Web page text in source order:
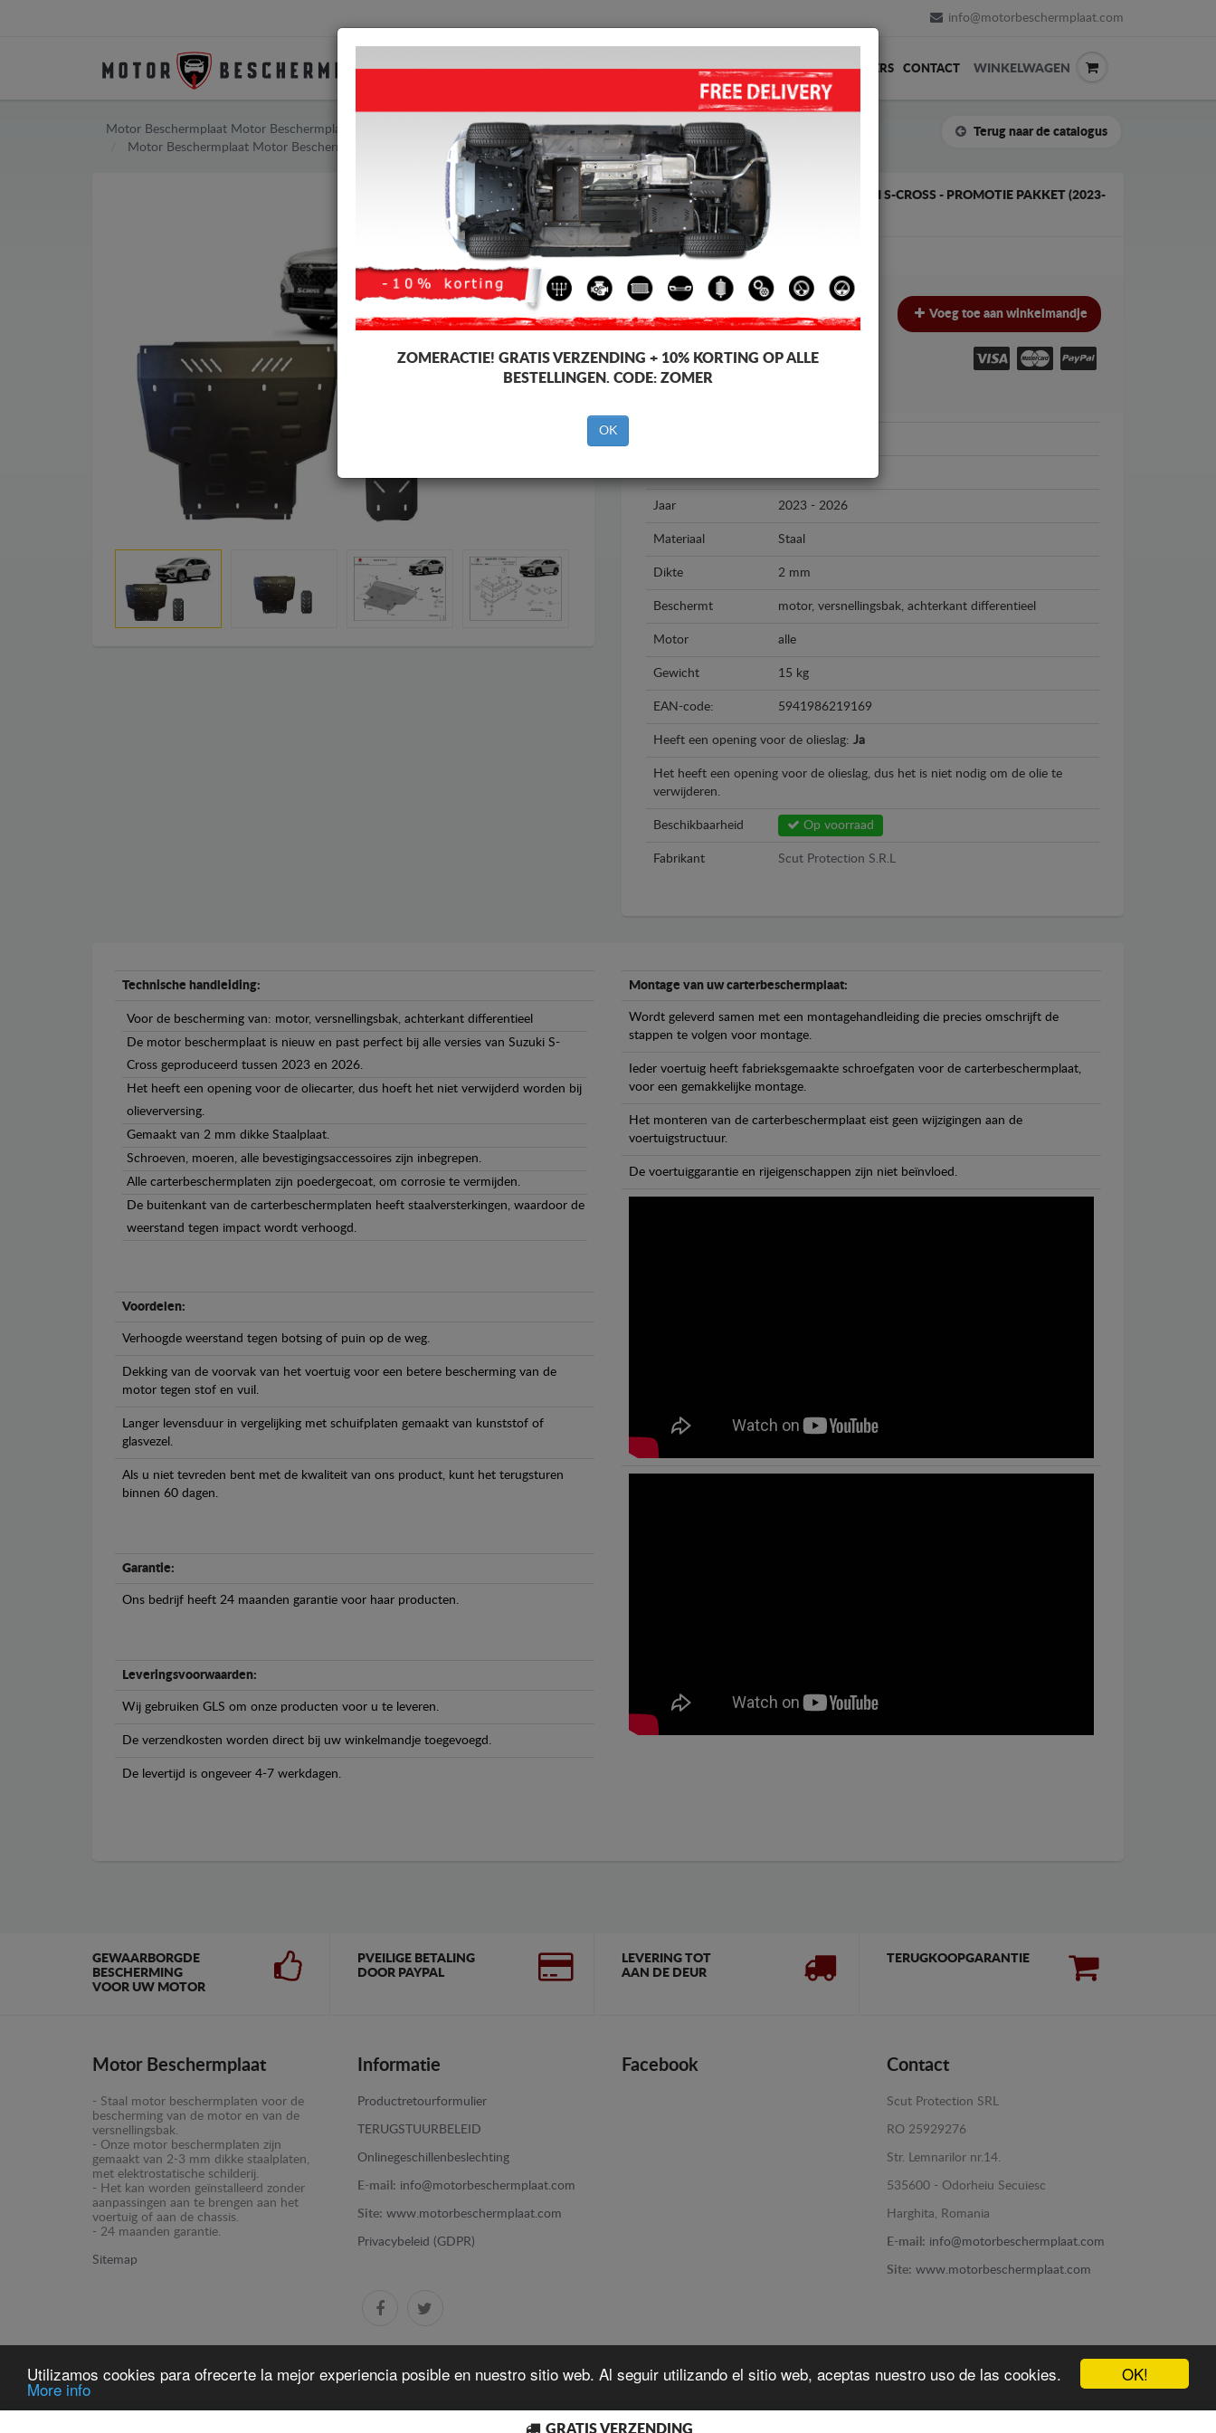
OK!
Utilizamos cookies para ofrecerte la mejor experiencia posible en nuestro sitio web. Al seguir utilizando el sitio web, aceptas nuestro uso de las cookies.
More info
info@motorbeschermplaat.com
BESCHERMPLAAT HOME VERZENDING TERUGMELDING WEDERVERKOPERS CONTACT WINKELWAGEN
Motor Beschermplaat Motor Beschermplaat Suzuki
Motor Beschermplaat Motor Beschermplaat Suzuki S-Cross
Terug naar de catalogus
MOTOR BESCHERMPLAAT VOOR SUZUKI S-CROSS - PROMOTIE PAKKET (2023-
2026)
Artikelcode: Vitaraset3
270€ Voeg toe aan winkelmandje
Jaar 2023 - 2026
Materiaal Staal
Dikte 2 mm
Beschermt motor, versnellingsbak, achterkant differentieel
Motor alle
Gewicht 15 kg
EAN-code: 5941986219169
Heeft een opening voor de olieslag: Ja
Het heeft een opening voor de olieslag, dus het is niet nodig om de olie te
verwijderen.
Beschikbaarheid Op voorraad
Fabrikant Scut Protection S.R.L
Technische handleiding:
Voor de bescherming van: motor, versnellingsbak, achterkant differentieel
De motor beschermplaat is nieuw en past perfect bij alle versies van Suzuki S-
Cross geproduceerd tussen 2023 en 2026.
Het heeft een opening voor de oliecarter, dus hoeft het niet verwijderd worden bij
olieverversing.
Gemaakt van 2 mm dikke Staalplaat.
Schroeven, moeren, alle bevestigingsaccessoires zijn inbegrepen.
Alle carterbeschermplaten zijn poedergecoat, om corrosie te vermijden.
De buitenkant van de carterbeschermplaten heeft staalversterkingen, waardoor de
weerstand tegen impact wordt verhoogd.
Voordelen:
Verhoogde weerstand tegen botsing of puin op de weg.
Dekking van de voorvak van het voertuig voor een betere bescherming van de
motor tegen stof en vuil.
Langer levensduur in vergelijking met schuifplaten gemaakt van kunststof of
glasvezel.
Als u niet tevreden bent met de kwaliteit van ons product, kunt het terugsturen
binnen 60 dagen.
Garantie:
Ons bedrijf heeft 24 maanden garantie voor haar producten.
Leveringsvoorwaarden:
Wij gebruiken GLS om onze producten voor u te leveren.
De verzendkosten worden direct bij uw winkelmandje toegevoegd.
De levertijd is ongeveer 4-7 werkdagen.
Montage van uw carterbeschermplaat:
Wordt geleverd samen met een montagehandleiding die precies omschrijft de
stappen te volgen voor montage.
Ieder voertuig heeft fabrieksgemaakte schroefgaten voor de carterbeschermplaat,
voor een gemakkelijke montage.
Het monteren van de carterbeschermplaat eist geen wijzigingen aan de
voertuigstructuur.
De voertuiggarantie en rijeigenschappen zijn niet beïnvloed.
GEWAARBORGDE
BESCHERMING
VOOR UW MOTOR
PVEILIGE BETALING
DOOR PAYPAL
LEVERING TOT
AAN DE DEUR
TERUGKOOPGARANTIE
Motor Beschermplaat
- Staal motor beschermplaten voor de
bescherming van de motor en van de
versnellingsbak.
- Onze motor beschermplaten zijn
gemaakt van 2-3 mm dikke staalplaten,
met elektrostatische schilderij.
- Het kan worden geïnstalleerd zonder
aanpassingen aan te brengen aan het
voertuig of aan de chassis.
- 24 maanden garantie.
Sitemap
Informatie
Productretourformulier
TERUGSTUURBELEID
Onlinegeschillenbeslechting
E-mail: info@motorbeschermplaat.com
Site: www.motorbeschermplaat.com
Privacybeleid (GDPR)
Facebook Contact
Scut Protection SRL
RO 25929276
Str. Lemnarilor nr.14.
535600 - Odorheiu Secuiesc
Harghita, Romania
E-mail: info@motorbeschermplaat.com
Site: www.motorbeschermplaat.com
www.motorbeschermplaat.com -© 2026
ZOMERACTIE! GRATIS VERZENDING + 10% KORTING OP ALLE
BESTELLINGEN. CODE: ZOMER
OK
GRATIS VERZENDING